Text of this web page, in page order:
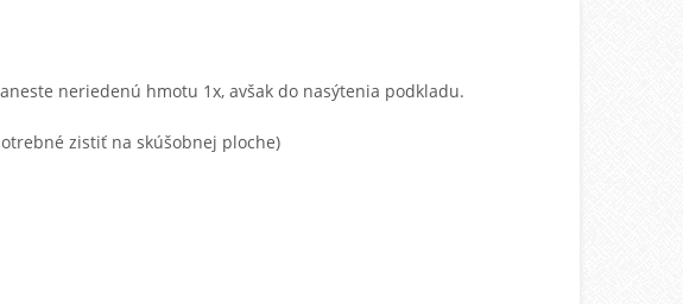
neriedenú hmotu 1x, avšak do nasýtenia podkladu.
zistiť na skúšobnej ploche)